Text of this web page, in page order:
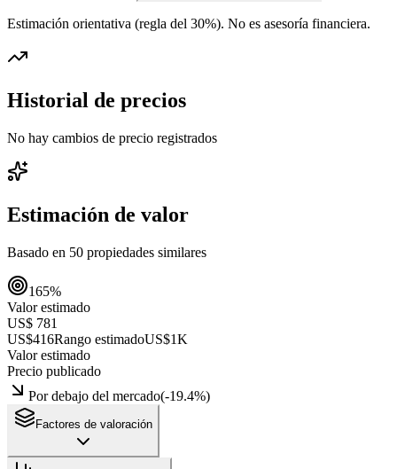
Estimación orientativa (regla del 30%). No es asesoría financiera.
Historial de precios
No hay cambios de precio registrados
Estimación de valor
Basado en 50 propiedades similares
165%
Valor estimado
US$ 781
US$416Rango estimadoUS$1K
Valor estimado
Precio publicado
Por debajo del mercado(-19.4%)
Factores de valoración